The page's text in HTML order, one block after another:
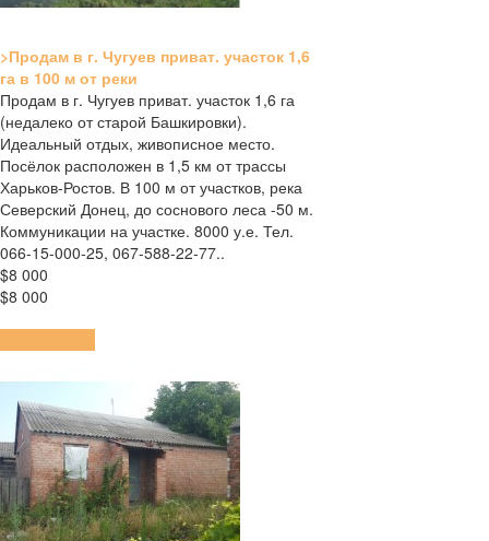
>Продам в г. Чугуев приват. участок 1,6
га в 100 м от реки
Продам в г. Чугуев приват. участок 1,6 га
(недалеко от старой Башкировки).
Идеальный отдых, живописное место.
Посёлок расположен в 1,5 км от трассы
Харьков-Ростов. В 100 м от участков, река
Северский Донец, до соснового леса -50 м.
Коммуникации на участке. 8000 у.е. Тел.
066-15-000-25, 067-588-22-77..
$8 000
$8 000